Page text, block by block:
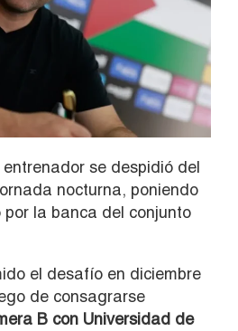
se despidió del
nocturna, poniendo
por la banca del conjunto
el desafío en diciembre
de consagrarse
B con Universidad de